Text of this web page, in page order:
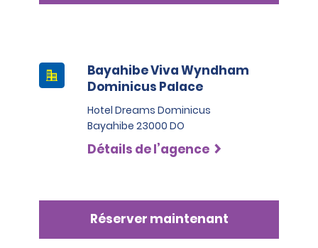
Bayahibe Viva Wyndham
Dominicus Palace
Hotel Dreams Dominicus
Bayahibe 23000 DO
Détails de l’agence
Réserver maintenant